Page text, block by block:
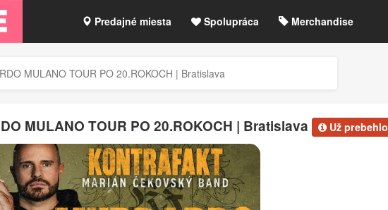
Predajné miesta Spolupráca Merchandise
MULANO TOUR PO 20.ROKOCH | Bratislava
MULANO TOUR PO 20.ROKOCH | Bratislava Už prebehlo